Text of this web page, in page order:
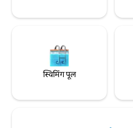
स्विमिंग पूल